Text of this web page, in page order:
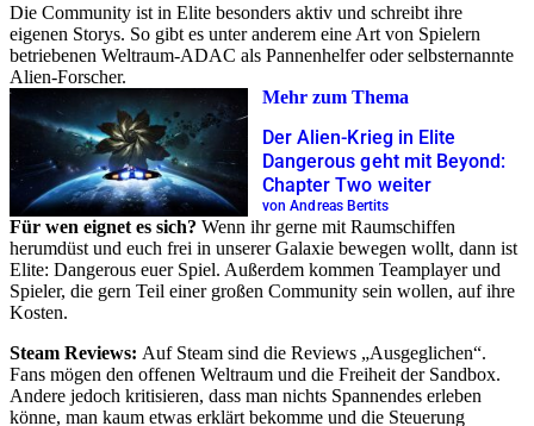
Die Community ist in Elite besonders aktiv und schreibt ihre
eigenen Storys. So gibt es unter anderem eine Art von Spielern
betriebenen Weltraum-ADAC als Pannenhelfer oder selbsternannte
Alien-Forscher.
Mehr zum Thema
Der Alien-Krieg in Elite
Dangerous geht mit Beyond:
Chapter Two weiter
von Andreas Bertits
Für wen eignet es sich? Wenn ihr gerne mit Raumschiffen
herumdüst und euch frei in unserer Galaxie bewegen wollt, dann ist
Elite: Dangerous euer Spiel. Außerdem kommen Teamplayer und
Spieler, die gern Teil einer großen Community sein wollen, auf ihre
Kosten.
Steam Reviews: Auf Steam sind die Reviews „Ausgeglichen“.
Fans mögen den offenen Weltraum und die Freiheit der Sandbox.
Andere jedoch kritisieren, dass man nichts Spannendes erleben
könne, man kaum etwas erklärt bekomme und die Steuerung